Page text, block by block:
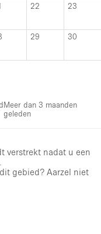
22 23
29 30
Meer dan 3 maanden
geleden
verstrekt nadat u een
gebied? Aarzel niet